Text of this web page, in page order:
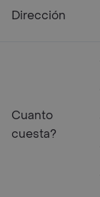
Dirección
Cuanto
cuesta?